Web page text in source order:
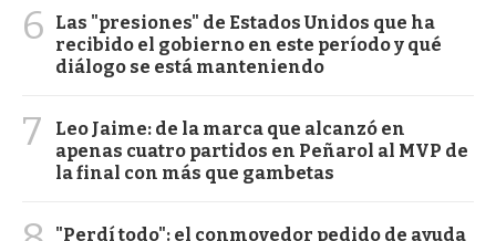
6
Las "presiones" de Estados Unidos que ha
recibido el gobierno en este período y qué
diálogo se está manteniendo
7
Leo Jaime: de la marca que alcanzó en
apenas cuatro partidos en Peñarol al MVP de
la final con más que gambetas
"Perdí todo": el conmovedor pedido de ayuda